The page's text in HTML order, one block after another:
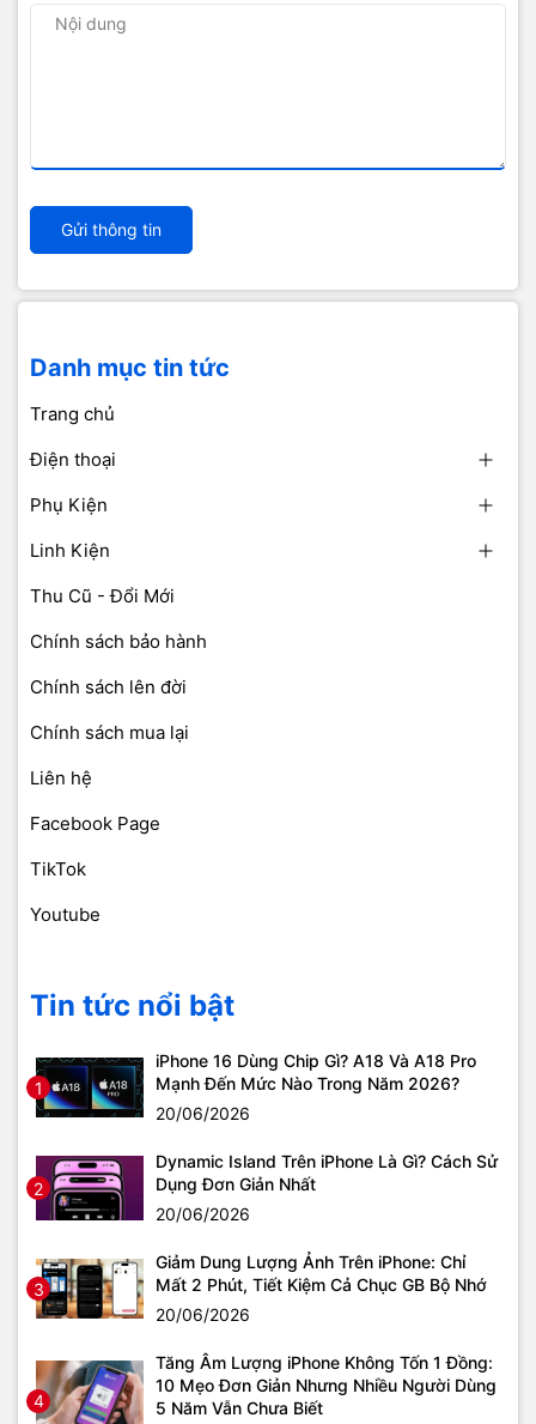
Gửi thông tin
Danh mục tin tức
Trang chủ
Điện thoại
Phụ Kiện
Linh Kiện
Thu Cũ - Đổi Mới
Chính sách bảo hành
Chính sách lên đời
Chính sách mua lại
Liên hệ
Facebook Page
TikTok
Youtube
Tin tức nổi bật
1
iPhone 16 Dùng Chip Gì? A18 Và A18 Pro
Mạnh Đến Mức Nào Trong Năm 2026?
20/06/2026
2
Dynamic Island Trên iPhone Là Gì? Cách Sử
Dụng Đơn Giản Nhất
20/06/2026
3
Giảm Dung Lượng Ảnh Trên iPhone: Chỉ
Mất 2 Phút, Tiết Kiệm Cả Chục GB Bộ Nhớ
20/06/2026
4
Tăng Âm Lượng iPhone Không Tốn 1 Đồng:
10 Mẹo Đơn Giản Nhưng Nhiều Người Dùng
5 Năm Vẫn Chưa Biết